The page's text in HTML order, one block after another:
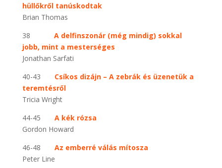
hüllőkről tanúskodtak
Brian Thomas
38 A delfinszonár (még mindig) sokkal
jobb, mint a mesterséges
Jonathan Sarfati
40-43 Csíkos dizájn – A zebrák és üzenetük a
teremtésről
Tricia Wright
44-45 A kék rózsa
Gordon Howard
46-48 Az emberré válás mítosza
Peter Line